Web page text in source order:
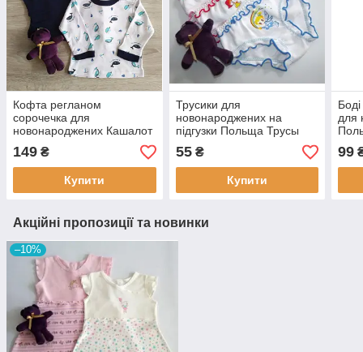
Кофта регланом
сорочечка для
новонароджених Кашалот
Польща Одяг на немовлят
149 ₴
Купити
Трусики для
новонароджених на
підгузки Польща Трусы
для девочек
55₴
Купити
для
99
Акційні пропозиції та новинки
–10%